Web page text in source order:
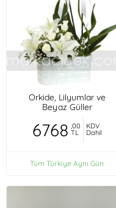
Orkide, Lilyumlar ve
Beyaz Güller
6768 ,00
TL
KDV
Dahil
Tüm Türkiye Aynı Gün